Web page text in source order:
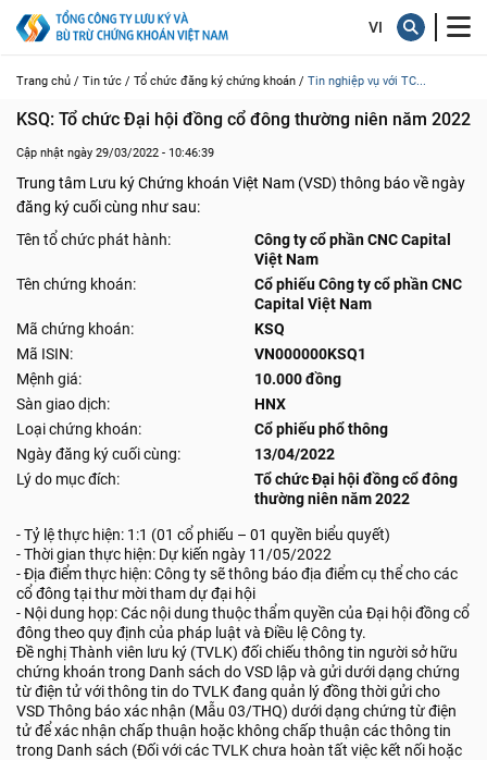
Trang chủ / Tin tức / Tổ chức đăng ký chứng khoán / Tin nghiệp vụ với TC...
KSQ: Tổ chức Đại hội đồng cổ đông thường niên năm 2022
Cập nhật ngày 29/03/2022 - 10:46:39
Trung tâm Lưu ký Chứng khoán Việt Nam (VSD) thông báo về ngày
đăng ký cuối cùng như sau:
Tên tổ chức phát hành:
Công ty cổ phần CNC Capital
Việt Nam
Tên chứng khoán:
Cổ phiếu Công ty cổ phần CNC
Capital Việt Nam
Mã chứng khoán:
KSQ
Mã ISIN:
VN000000KSQ1
Mệnh giá:
10.000 đồng
Sàn giao dịch:
HNX
Loại chứng khoán:
Cổ phiếu phổ thông
Ngày đăng ký cuối cùng:
13/04/2022
Lý do mục đích:
Tổ chức Đại hội đồng cổ đông
thường niên năm 2022
- Tỷ lệ thực hiện: 1:1 (01 cổ phiếu – 01 quyền biểu quyết)
- Thời gian thực hiện: Dự kiến ngày 11/05/2022
- Địa điểm thực hiện: Công ty sẽ thông báo địa điểm cụ thể cho các
cổ đông tại thư mời tham dự đại hội
- Nội dung họp: Các nội dung thuộc thẩm quyền của Đại hội đồng cổ
đông theo quy định của pháp luật và Điều lệ Công ty.
Đề nghị Thành viên lưu ký (TVLK) đối chiếu thông tin người sở hữu
chứng khoán trong Danh sách do VSD lập và gửi dưới dạng chứng
từ điện tử với thông tin do TVLK đang quản lý đồng thời gửi cho
VSD Thông báo xác nhận (Mẫu 03/THQ) dưới dạng chứng từ điện
tử để xác nhận chấp thuận hoặc không chấp thuận các thông tin
trong Danh sách (Đối với các TVLK chưa hoàn tất việc kết nối hoặc